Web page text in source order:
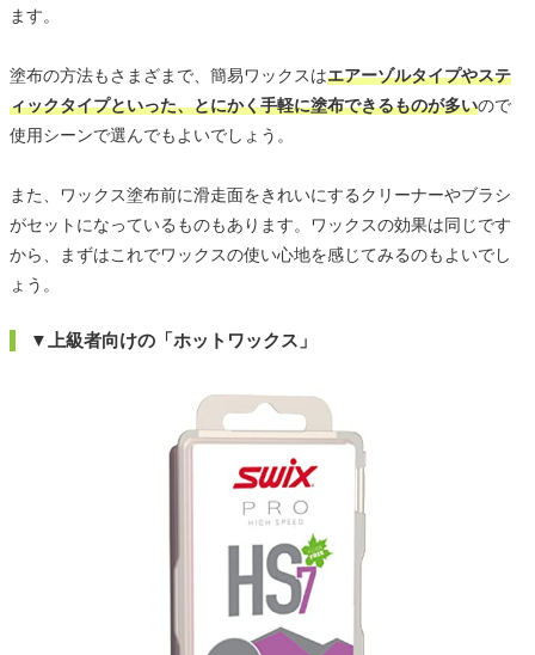
ます。
塗布の方法もさまざまで、簡易ワックスはエアーゾルタイプやステ
ィックタイプといった、とにかく手軽に塗布できるものが多いので
使用シーンで選んでもよいでしょう。
また、ワックス塗布前に滑走面をきれいにするクリーナーやブラシ
がセットになっているものもあります。ワックスの効果は同じです
から、まずはこれでワックスの使い心地を感じてみるのもよいでし
ょう。
▼上級者向けの「ホットワックス」